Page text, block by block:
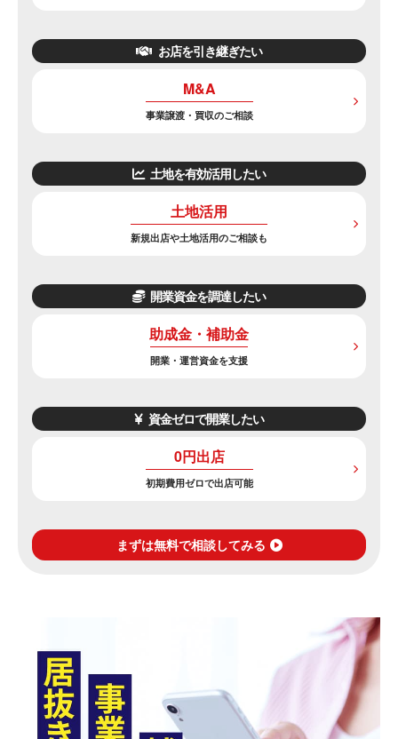
お店を引き継ぎたい
M&A
事業譲渡・買収のご相談
土地を有効活用したい
土地活用
新規出店や土地活用のご相談も
開業資金を調達したい
助成金・補助金
開業・運営資金を支援
資金ゼロで開業したい
0円出店
初期費用ゼロで出店可能
まずは無料で相談してみる